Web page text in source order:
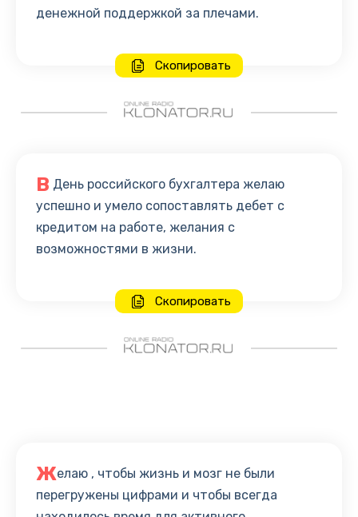
денежной поддержкой за плечами.
Скопировать
В День российского бухгалтера желаю
успешно и умело сопоставлять дебет с
кредитом на работе, желания с
возможностями в жизни.
Скопировать
Желаю , чтобы жизнь и мозг не были
перегружены цифрами и чтобы всегда